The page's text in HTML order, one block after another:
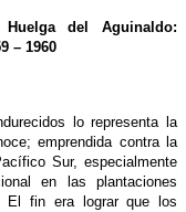
Huelga del Aguinaldo:
– 1960
lo representa la
emprendida contra la
Sur, especialmente
en las plantaciones
El fin era lograr que los